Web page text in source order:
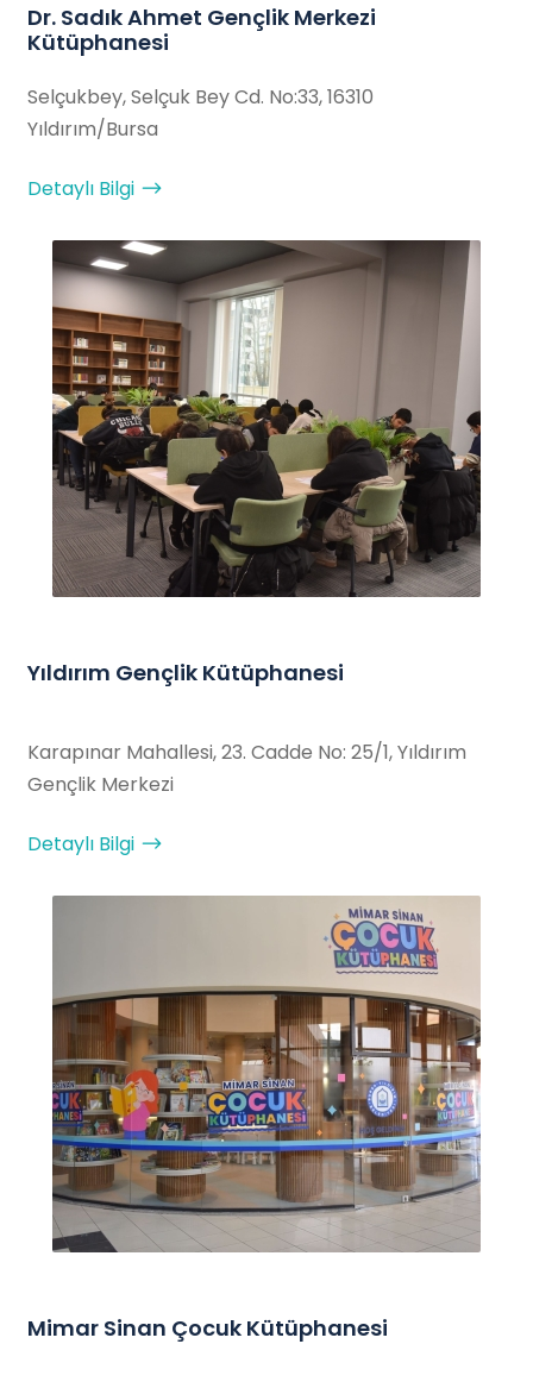
Dr. Sadık Ahmet Gençlik Merkezi
Kütüphanesi
Selçukbey, Selçuk Bey Cd. No:33, 16310
Yıldırım/Bursa
Detaylı Bilgi
Yıldırım Gençlik Kütüphanesi
Karapınar Mahallesi, 23. Cadde No: 25/1, Yıldırım
Gençlik Merkezi
Detaylı Bilgi
Mimar Sinan Çocuk Kütüphanesi